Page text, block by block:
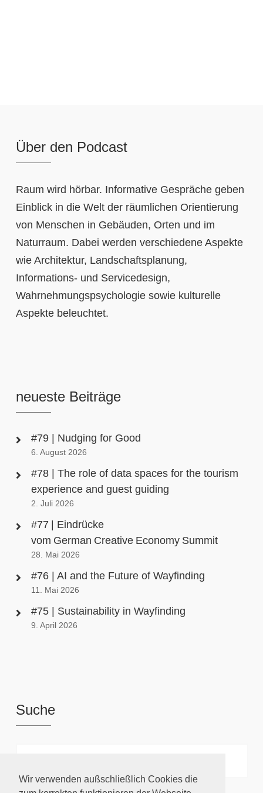
Über den Podcast
Raum wird hörbar. Informative Gespräche geben
Einblick in die Welt der räumlichen Orientierung
von Menschen in Gebäuden, Orten und im
Naturraum. Dabei werden verschiedene Aspekte
wie Architektur, Landschaftsplanung,
Informations- und Servicedesign,
Wahrnehmungspsychologie sowie kulturelle
Aspekte beleuchtet.
neueste Beiträge
#79 | Nudging for Good
6. August 2026
#78 | The role of data spaces for the tourism
experience and guest guiding
2. Juli 2026
#77 | Eindrücke
vom German Creative Economy Summit
28. Mai 2026
#76 | AI and the Future of Wayfinding
11. Mai 2026
#75 | Sustainability in Wayfinding
9. April 2026
Suche
Wir verwenden außschließlich Cookies die